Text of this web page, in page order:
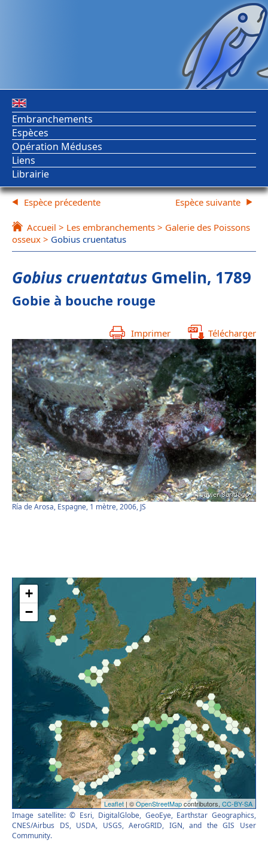
Embranchements
Espèces
Opération Méduses
Liens
Librairie
Espèce précedente
Accueil > Les embranchements > Galerie des Poissons
osseux > Gobius cruentatus
Espèce suivante
Gobius cruentatus Gmelin, 1789
Gobie à bouche rouge
Imprimer Télécharger
Ría de Arosa, Espagne, 1 mètre, 2006, JS
Image satellite: © Esri, DigitalGlobe, GeoEye, Earthstar Geographics,
CNES/Airbus DS, USDA, USGS, AeroGRID, IGN, and the GIS User
Community.